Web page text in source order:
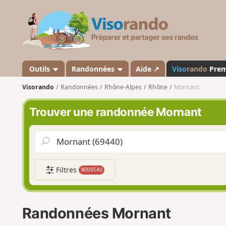
s
a
n
d
o
Outils Randonnées Aide ↗ Visorando
Visorando Randonnées Rhône-Alpes Rhône Mornant
Trouver une randonnée Mornant
Filtres NOUVEAU
Randonnées Mornant